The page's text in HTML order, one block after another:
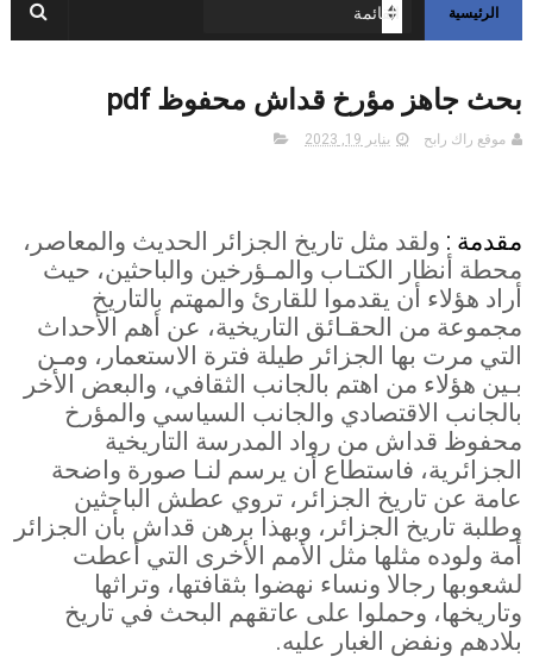
الرئيسية
بحث جاهز مؤرخ قداش محفوظ pdf
موقع راك رابح يناير 19, 2023
مقدمة : ولقد مثل تاريخ الجزائر الحديث والمعاصر،
محطة أنظار الكتـاب والمـؤرخين والباحثين، حيث
أراد هؤلاء أن يقدموا للقارئ والمهتم بالتاريخ
مجموعة من الحقـائق التاريخية، عن أهم الأحداث
التي مرت بها الجزائر طيلة فترة الاستعمار، ومـن
بـين هؤلاء من اهتم بالجانب الثقافي، والبعض الأخر
بالجانب الاقتصادي والجانب السياسي والمؤرخ
محفوظ قداش من رواد المدرسة التاريخية
الجزائرية، فاستطاع أن يرسم لنـا صورة واضحة
عامة عن تاريخ الجزائر، تروي عطش الباحثين
وطلبة تاريخ الجزائر، وبهذا برهن قداش بأن الجزائر
أمة ولوده مثلها مثل الأمم الأخرى التي أعطت
لشعوبها رجالا ونساء نهضوا بثقافتها، وتراثها
وتاريخها، وحملوا على عاتقهم البحث في تاريخ
بلادهم ونفض الغبار عليه.